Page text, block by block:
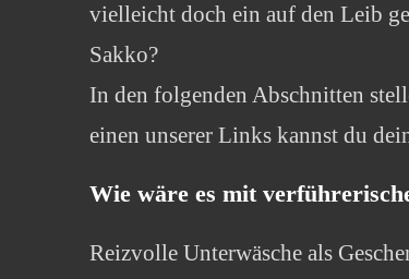
vielleicht doch ein auf den Leib
Sakko?
In den folgenden Abschnitten
einen unserer Links kannst du
Wie wäre es mit
Reizvolle Unterwäsche als